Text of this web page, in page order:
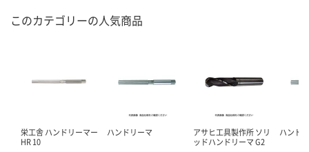
このカテゴリーの人気商品
栄工舎 ハンドリーマー
HR 10
ハンドリーマ
アサヒ工具製作所 ソリ
ッドハンドリーマ G2
ハンド